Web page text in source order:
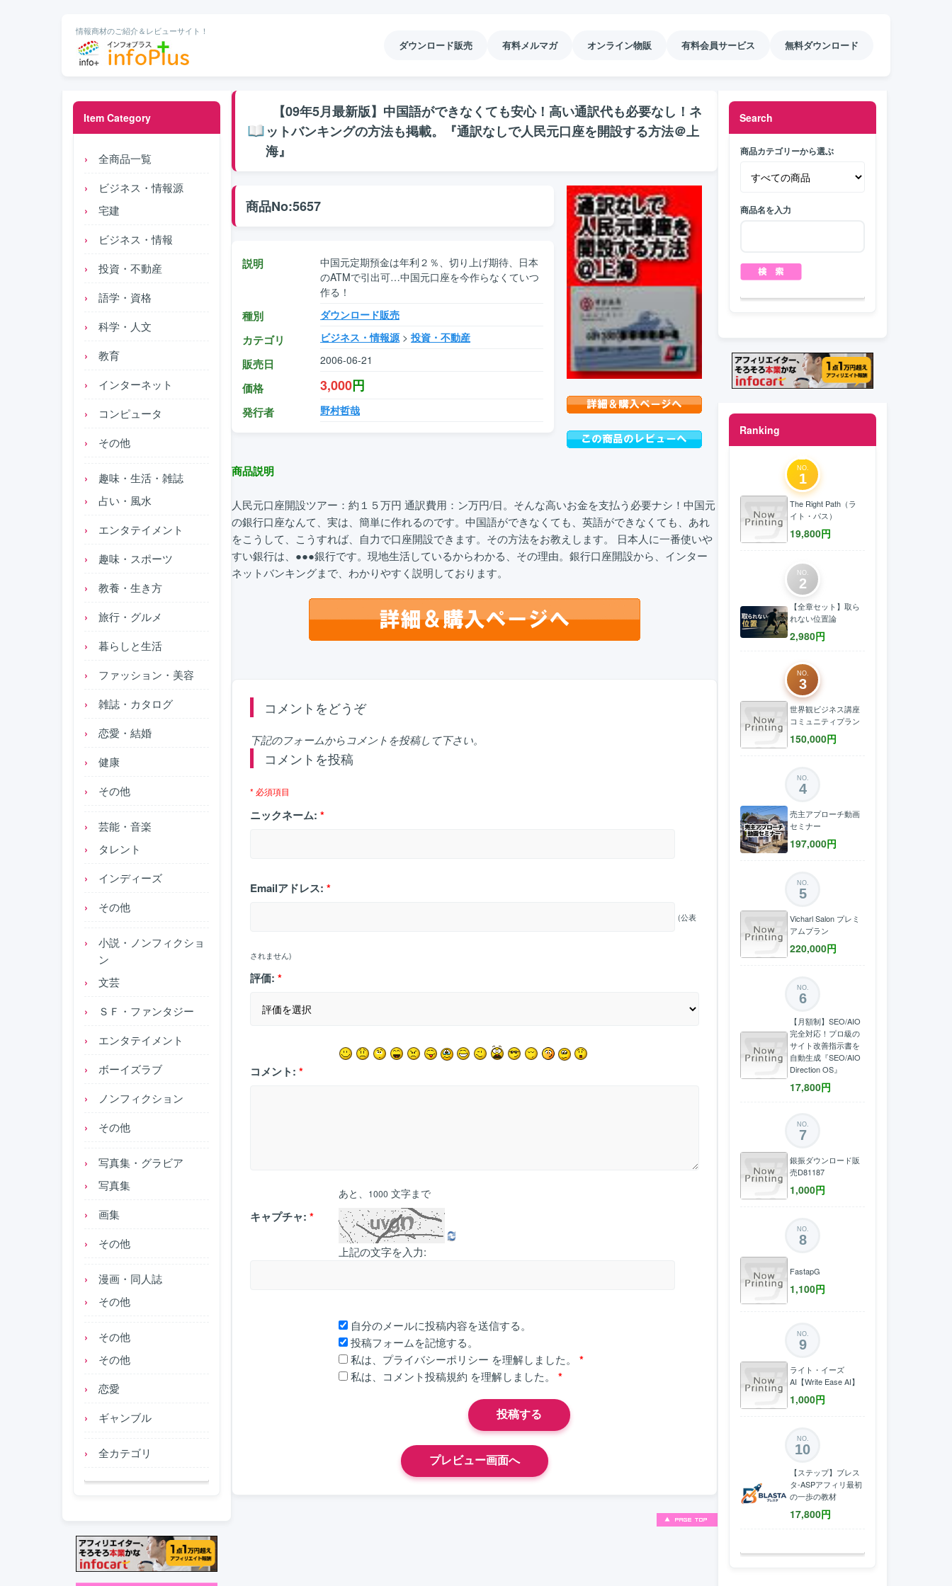
情報商材のご紹介＆レビューサイト！
ダウンロード販売 有料メルマガ オンライン物販 有料会員サービス 無料ダウンロード
Item Category
全商品一覧
ビジネス・情報源
宅建
ビジネス・情報
投資・不動産
語学・資格
科学・人文
教育
インターネット
コンピュータ
その他
趣味・生活・雑誌
占い・風水
エンタテイメント
趣味・スポーツ
教養・生き方
旅行・グルメ
暮らしと生活
ファッション・美容
雑誌・カタログ
恋愛・結婚
健康
その他
芸能・音楽
タレント
インディーズ
その他
小説・ノンフィクショ
ン
文芸
ＳＦ・ファンタジー
エンタテイメント
ボーイズラブ
ノンフィクション
その他
写真集・グラビア
写真集
画集
その他
漫画・同人誌
その他
その他
その他
恋愛
ギャンブル
全カテゴリ
【09年5月最新版】中国語ができなくても安心！高い通訳代も必要なし！ネ
ットバンキングの方法も掲載。『通訳なしで人民元口座を開設する方法＠上
海』
商品No:5657
説明
中国元定期預金は年利２％、切り上げ期待、日本
のATMで引出可…中国元口座を今作らなくていつ
作る！
種別 ダウンロード販売
カテゴリ ビジネス・情報源> 投資・不動産
販売日 2006-06-21
価格 3,000円
発行者 野村哲哉
商品説明
人民元口座開設ツアー：約１５万円 通訳費用：ン万円/日。そんな高いお金を支払う必要ナシ！中国元
の銀行口座なんて、実は、簡単に作れるのです。中国語ができなくても、英語ができなくても、あれ
をこうして、こうすれば、自力で口座開設できます。その方法をお教えします。 日本人に一番使いや
すい銀行は、●●●銀行です。現地生活しているからわかる、その理由。銀行口座開設から、インター
ネットバンキングまで、わかりやすく説明しております。
コメントをどうぞ
下記のフォームからコメントを投稿して下さい。
コメントを投稿
* 必須項目
ニックネーム: *
Emailアドレス: *
(公表
されません)
評価: *
コメント: *
あと、 1000 文字まで
キャプチャ: *
上記の文字を入力:
自分のメールに投稿内容を送信する。
投稿フォームを記憶する。
私は、 プライバシーポリシー を理解しました。 *
私は、 コメント投稿規約 を理解しました。 *
Search
商品カテゴリーから選ぶ
商品名を入力
Ranking
NO.
1
The Right Path（ラ
イト・パス）
19,800円
NO.
2
【全章セット】取ら
れない位置論
2,980円
NO.
3
世界観ビジネス講座
コミュニティプラン
150,000円
NO.
4
売主アプローチ動画
セミナー
197,000円
NO.
5
Vicharl Salon プレミ
アムプラン
220,000円
NO.
6
【月額制】SEO/AIO
完全対応！プロ級の
サイト改善指示書を
自動生成『SEO/AIO
Direction OS』
17,800円
NO.
7
銀振ダウンロード販
売D81187
1,000円
NO.
8
FastapG
1,100円
NO.
9
ライト・イーズ
AI【Write Ease AI】
1,000円
NO.
10
【ステップ】ブレス
タ-ASPアフィリ最初
の一歩の教材
17,800円